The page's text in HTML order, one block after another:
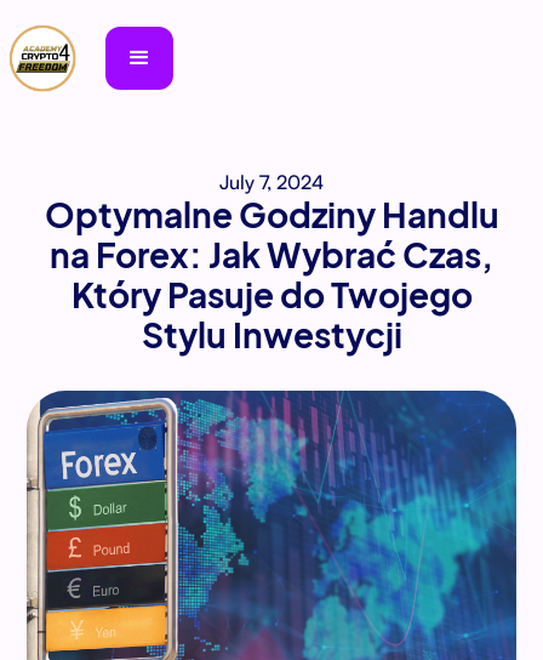
July 7, 2024
Optymalne Godziny Handlu
na Forex: Jak Wybrać Czas,
Który Pasuje do Twojego
Stylu Inwestycji